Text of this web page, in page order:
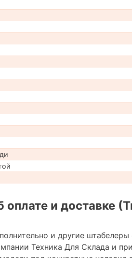
и доставке
и другие
Техника Для Склада и